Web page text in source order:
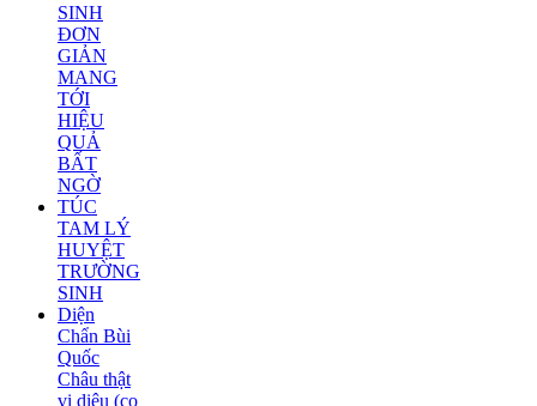
SINH
ĐƠN
GIẢN
MANG
TỚI
HIỆU
QUẢ
BẤT
NGỜ
TÚC
TAM LÝ
HUYỆT
TRƯỜNG
SINH
Diện
Chẩn Bùi
Quốc
Châu thật
vi diệu (co